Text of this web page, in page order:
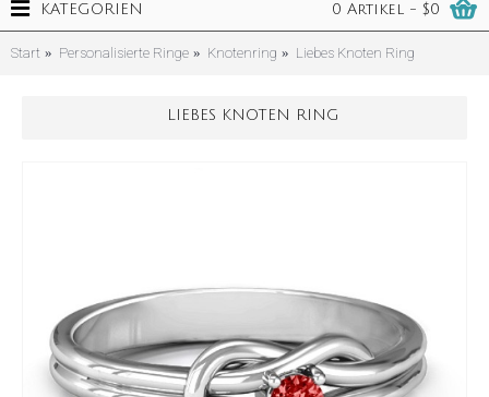
0 Artikel - $0
KATEGORIEN
Start Personalisierte Ringe Knotenring Liebes Knoten Ring
LIEBES KNOTEN RING